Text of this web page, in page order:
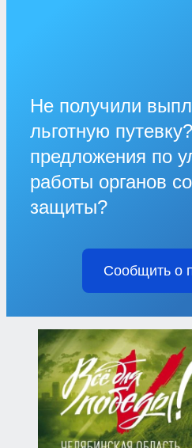
Не получили
льготную
предложения по
работы органов
защиты?
Сообщить о